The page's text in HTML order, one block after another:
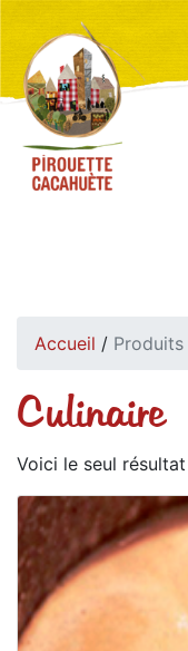
Accueil / Produits
Culinaire
Voici le seul résultat